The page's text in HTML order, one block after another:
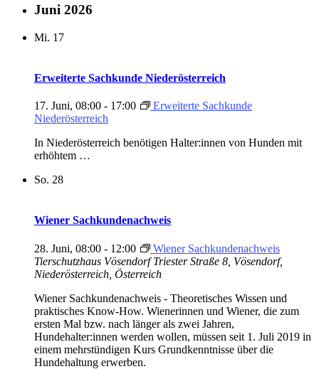
Juni 2026
Mi. 17
Erweiterte Sachkunde Niederösterreich
17. Juni, 08:00 - 17:00
Erweiterte Sachkunde
Niederösterreich
In Niederösterreich benötigen Halter:innen von Hunden mit
erhöhtem …
So. 28
Wiener Sachkundenachweis
28. Juni, 08:00 - 12:00
Wiener Sachkundenachweis
Tierschutzhaus VösendorfTriester Straße 8, Vösendorf,
Niederösterreich, Österreich
Wiener Sachkundenachweis - Theoretisches Wissen und
praktisches Know-How. Wienerinnen und Wiener, die zum
ersten Mal bzw. nach länger als zwei Jahren,
Hundehalter:innen werden wollen, müssen seit 1. Juli 2019 in
einem mehrstündigen Kurs Grundkenntnisse über die
Hundehaltung erwerben.